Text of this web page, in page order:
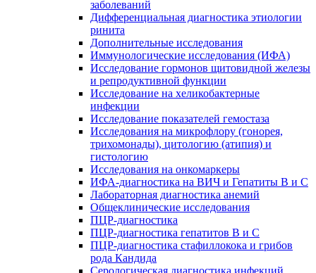
заболеваний
Дифференциальная диагностика этиологии
ринита
Дополнительные исследования
Иммунологические исследования (ИФА)
Исследование гормонов щитовидной железы
и репродуктивной функции
Исследование на хеликобактерные
инфекции
Исследование показателей гемостаза
Исследования на микрофлору (гонорея,
трихомонады), цитологию (атипия) и
гистологию
Исследования на онкомаркеры
ИФА-диагностика на ВИЧ и Гепатиты B и C
Лабораторная диагностика анемий
Общеклинические исследования
ПЦР-диагностика
ПЦР-диагностика гепатитов B и C
ПЦР-диагностика стафиллокока и грибов
рода Кандида